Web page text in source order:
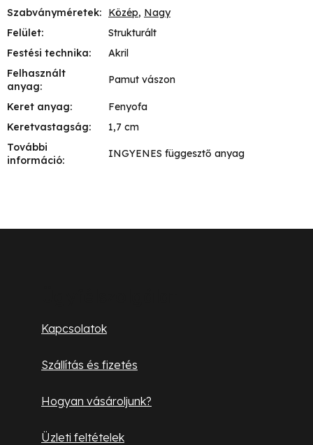
Szabványméretek: Közép, Nagy
Felület:
Strukturált
Festési technika:
Akril
Felhasznált
anyag:
Pamut vászon
Keret anyag:
Fenyofa
Keretvastagság:
1,7 cm
További
információ:
INGYENES függesztő anyag
Kapcsolatok
Szállítás és fizetés
Hogyan vásároljunk?
Üzleti feltételek